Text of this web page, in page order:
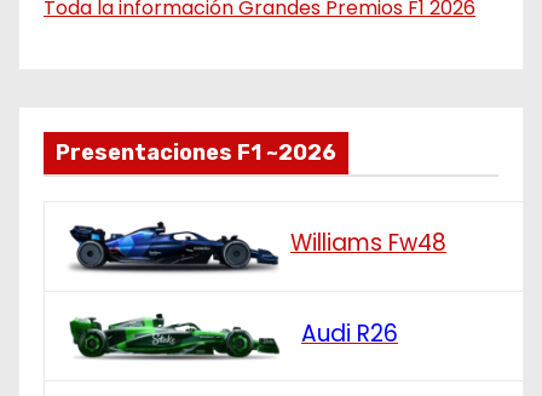
Toda la información Grandes Premios F1 2026
Presentaciones F1 ~2026
Williams Fw48
Audi R26